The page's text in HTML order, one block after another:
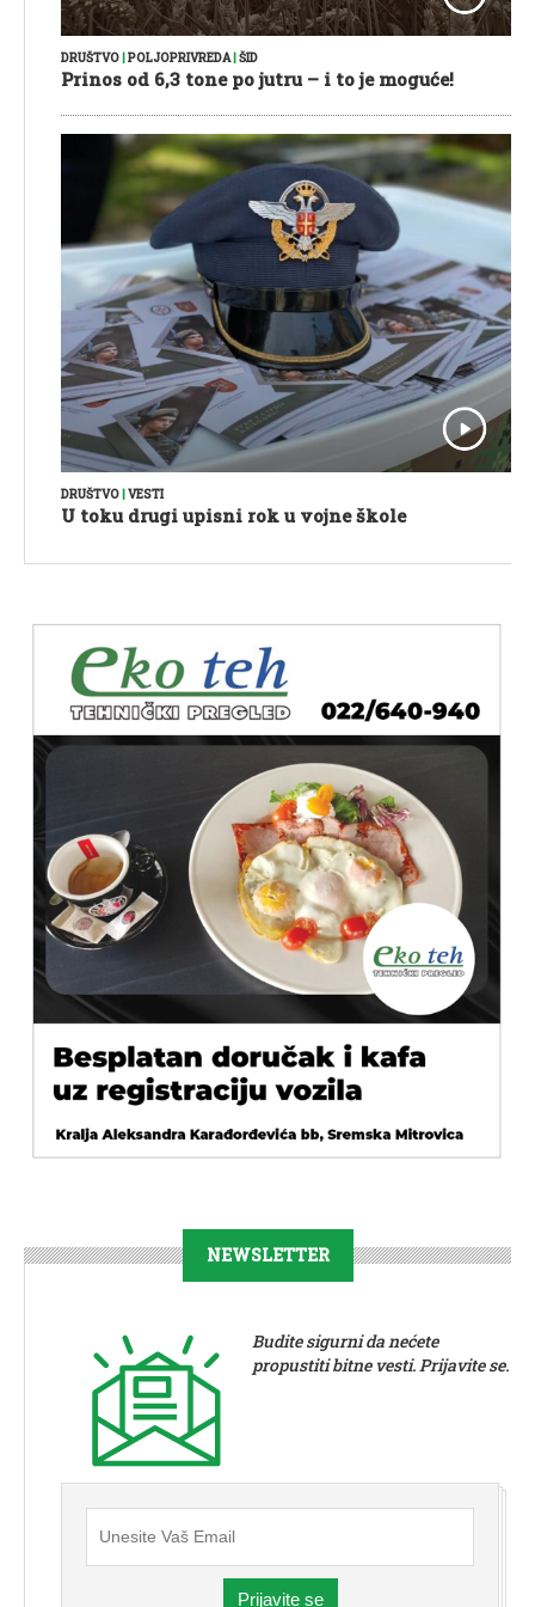
DRUŠTVO POLJOPRIVREDA| ŠID
Prinos od 6,3 tone po jutru – i to je moguće!
DRUŠTVO VESTI
U toku drugi upisni rok u vojne škole
NEWSLETTER
Budite sigurni da nećete
propustiti bitne vesti. Prijavite se.
Prijavite se